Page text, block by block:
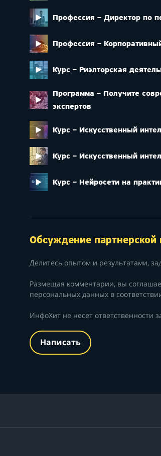
Профессия – Директор по
Профессия –
Курс – Риэлторская
Программа – Получите
экспертов
Курс – Искусственный
Курс – Искусственный
Курс – Нейросети на
Обсуждение
Делитесь опытом и результатами,
Размещая комментарии, вы
персональных данных в
ИнфоХит не несет ответственности
Написать